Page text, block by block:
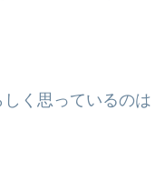
く思っているのは